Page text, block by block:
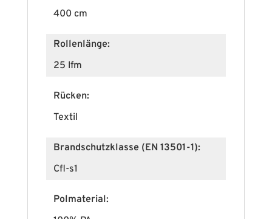
400 cm
Rollenlänge:
25 lfm
Rücken:
Textil
Brandschutzklasse (EN 13501-1):
Cfl-s1
Polmaterial: